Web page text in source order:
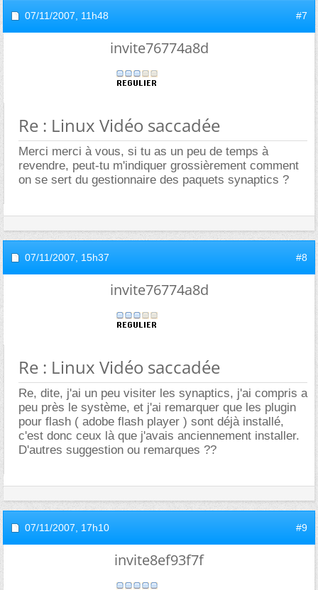
07/11/2007, 11h48 #7
invite76774a8d
Re : Linux Vidéo saccadée
Merci merci à vous, si tu as un peu de temps à
revendre, peut-tu m'indiquer grossièrement comment
on se sert du gestionnaire des paquets synaptics ?
07/11/2007, 15h37 #8
invite76774a8d
Re : Linux Vidéo saccadée
Re, dite, j'ai un peu visiter les synaptics, j'ai compris a
peu près le système, et j'ai remarquer que les plugin
pour flash ( adobe flash player ) sont déjà installé,
c'est donc ceux là que j'avais anciennement installer.
D'autres suggestion ou remarques ??
07/11/2007, 17h10 #9
invite8ef93f7f